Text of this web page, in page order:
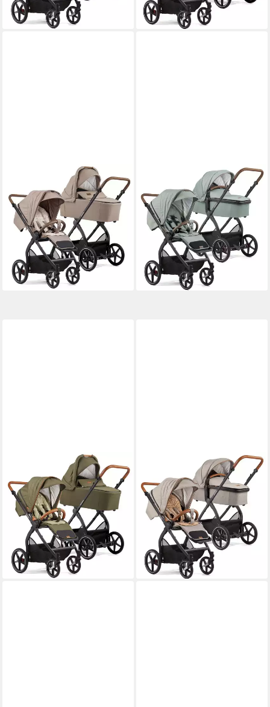
lieferbar - in 9-11 Werktagen bei
dir
lieferbar - in 9-11 Werktagen bei
dir
Kombi-Kinderwagen Gesslein
FX4 Swing 2in1 Kinderwagen-
Set inkl. Babywanne
Panorama Lyx
929,00 €
26,97 €mtl. in 48 Raten
lieferbar - in 9-11 Werktagen bei
dir
Kombi-Kinderwagen Gesslein
FX4 Swing 2in1 Kinderwagen-
Set inkl. Babywanne
Panorama Relax
969,00 €
28,13 €mtl. in 48 Raten
lieferbar - in 9-11 Werktagen bei
dir
Kombi-Kinderwagen Gesslein
FX4 Swing 2in1 Kinderwagen-
Set inkl. Babywanne
Panorama Lyx
969,00 €
28,13 €mtl. in 48 Raten
lieferbar - in 9-11 Werktagen bei
dir
Kombi-Kinderwagen Gesslein
FX4 Swing 2in1 Kinderwagen-
Set inkl. Babywanne
Panorama Relax
969,00 €
28,13 €mtl. in 48 Raten
lieferbar - in 9-11 Werktagen bei
dir